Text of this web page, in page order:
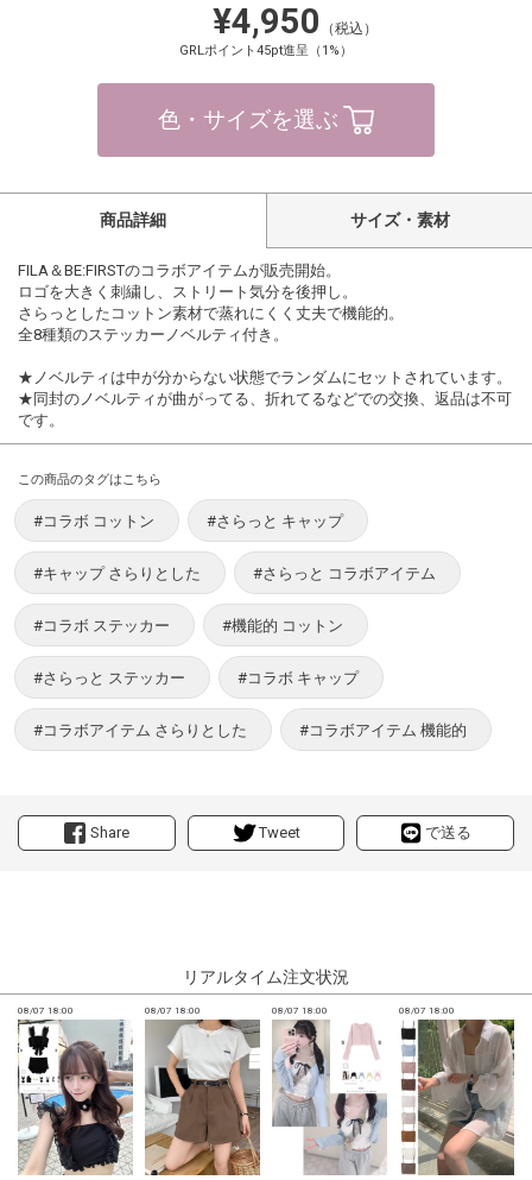
¥4,950 （税込）
GRLポイント45pt進呈（1%）
色・サイズを選ぶ
Share Tweet で送る
商品詳細 サイズ・素材
FILA＆BE:FIRSTのコラボアイテムが販売開始。
ロゴを大きく刺繍し、ストリート気分を後押し。
さらっとしたコットン素材で蒸れにくく丈夫で機能的。
全8種類のステッカーノベルティ付き。
★ノベルティは中が分からない状態でランダムにセットされています。
★同封のノベルティが曲がってる、折れてるなどでの交換、返品は不可
です。
この商品のタグはこちら
#コラボ コットン #さらっと キャップ
#キャップ さらりとした #さらっと コラボアイテム
#コラボ ステッカー #機能的 コットン
#さらっと ステッカー #コラボ キャップ
#コラボアイテム さらりとした #コラボアイテム 機能的
リアルタイム注文状況
08/07 18:00 08/07 18:00 08/07 18:00 08/07 18:00